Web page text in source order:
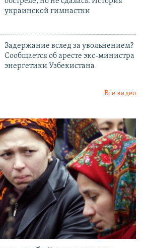
украинской гимнастки
Задержание вслед за увольнением?
Сообщается об аресте экс-министра
энергетики Узбекистана
Все видео